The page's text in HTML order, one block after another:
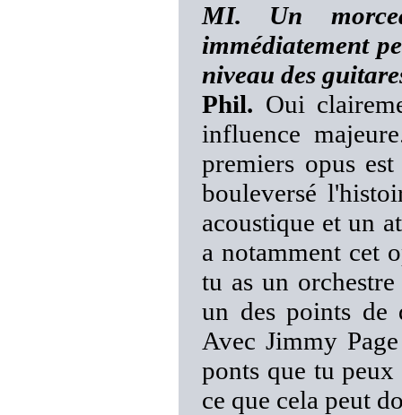
MI. Un
immédiatement
niveau des
Phil. Oui
influence
premiers opus
bouleversé
acoustique et un
a notamment cet
tu as un
un des points de
Avec Jimmy
ponts que tu
ce que cela peut